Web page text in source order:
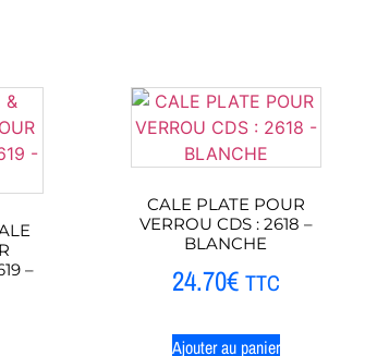
–
CALE PLATE POUR
VERROU CDS : 2618 –
BLANCHE
24.70€ TTC
Ajouter au panier